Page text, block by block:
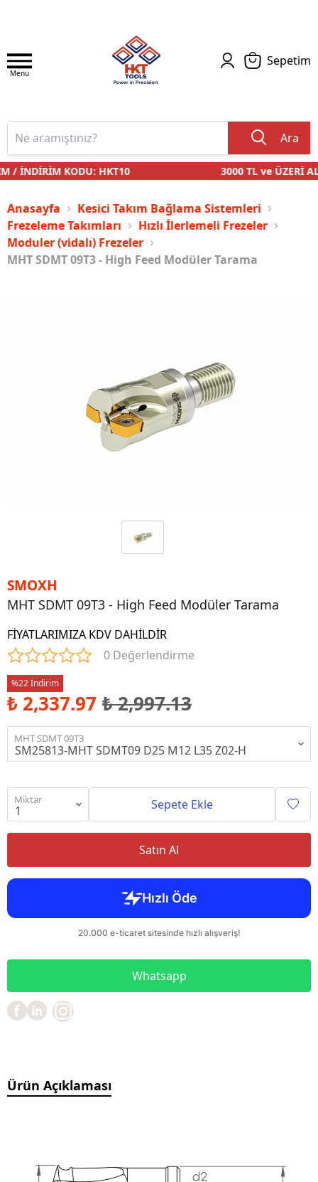
Menu
Sepetim
Ara
İNDİRİM KODU: HKT10 3000 TL ve ÜZERİ
Anasayfa
Kesici Takım Bağlama Sistemleri
Frezeleme Takımları
Hızlı İlerlemeli Frezeler
Moduler (vidalı) Frezeler
MHT SDMT 09T3 - High Feed Modüler Tarama
SMOXH
MHT SDMT 09T3 - High Feed Modüler Tarama
FİYATLARIMIZA KDV DAHİLDİR
0 Değerlendirme
%22 İndirim
₺ 2,337.97 ₺ 2,997.13
MHT SDMT 09T3
Miktar Sepete Ekle
Satın Al
Whatsapp
Ürün Açıklaması